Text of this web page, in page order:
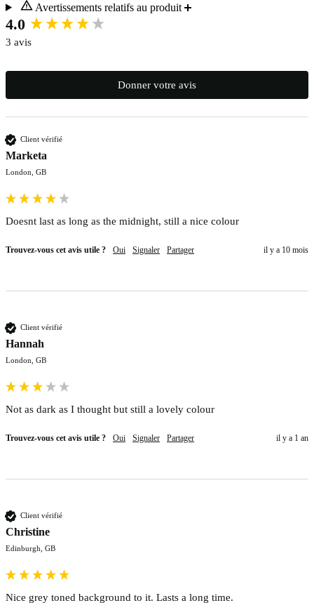
Avertissements relatifs au produit
4.0
3 avis
Donner votre avis
Client vérifié
Marketa
London, GB
Doesnt last as long as the midnight, still a nice colour
Trouvez-vous cet avis utile ? Oui Signaler Partager il y a 10 mois
Client vérifié
Hannah
London, GB
Not as dark as I thought but still a lovely colour
Trouvez-vous cet avis utile ? Oui Signaler Partager il y a 1 an
Client vérifié
Christine
Edinburgh, GB
Nice grey toned background to it. Lasts a long time.
New content loaded